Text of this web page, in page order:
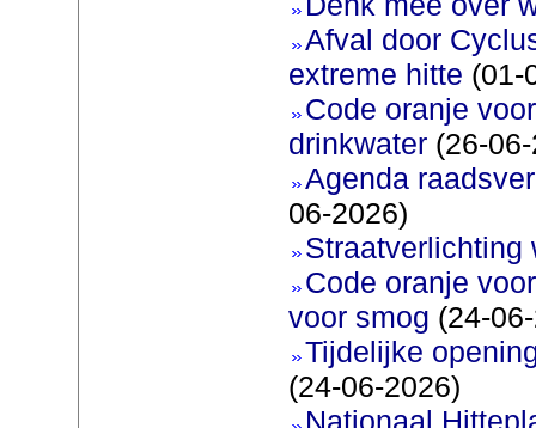
Afval door
extreme hitte (01-
Code oranje
drinkwater(26-06-
Agenda
06-2026)
Straatverlichting
Code oranje
voor smog (24-
Tijdelijke
(24-06-2026)
Nationaal